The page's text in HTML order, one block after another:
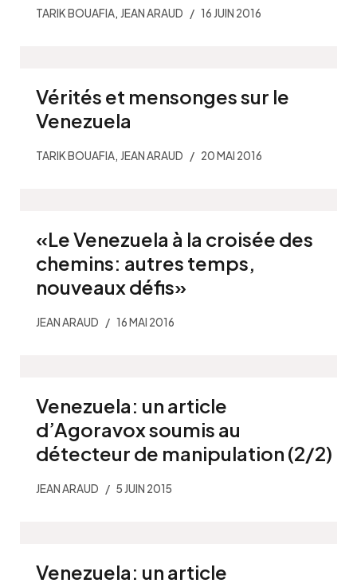
TARIK BOUAFIA, JEAN ARAUD 16 JUIN 2016
Vérités et mensonges sur le
Venezuela
TARIK BOUAFIA, JEAN ARAUD 20 MAI 2016
«Le Venezuela à la croisée des
chemins: autres temps,
nouveaux défis»
JEAN ARAUD 16 MAI 2016
Venezuela: un article
d’Agoravox soumis au
détecteur de manipulation (2/2)
JEAN ARAUD 5 JUIN 2015
Venezuela: un article